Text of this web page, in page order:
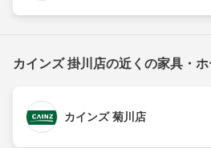
カインズ 掛川店の近くの家具・
カインズ 菊川店